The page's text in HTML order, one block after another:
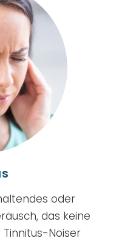
oder
das keine
Noiser